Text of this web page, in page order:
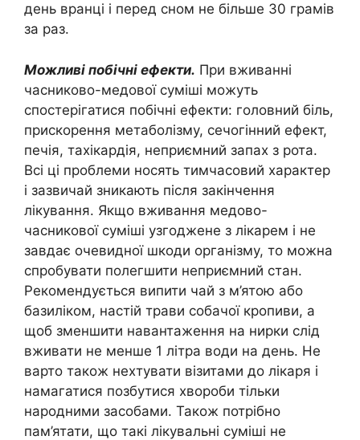
день вранці і перед сном не більше 30 грамів
за раз.
Можливі побічні ефекти. При вживанні
часниково-медової суміші можуть
спостерігатися побічні ефекти: головний біль,
прискорення метаболізму, сечогінний ефект,
печія, тахікардія, неприємний запах з рота.
Всі ці проблеми носять тимчасовий характер
і зазвичай зникають після закінчення
лікування. Якщо вживання медово-
часникової суміші узгоджене з лікарем і не
завдає очевидної шкоди організму, то можна
спробувати полегшити неприємний стан.
Рекомендується випити чай з м’ятою або
базиліком, настій трави собачої кропиви, а
щоб зменшити навантаження на нирки слід
вживати не менше 1 літра води на день. Не
варто також нехтувати візитами до лікаря і
намагатися позбутися хвороби тільки
народними засобами. Також потрібно
пам’ятати, що такі лікувальні суміші не